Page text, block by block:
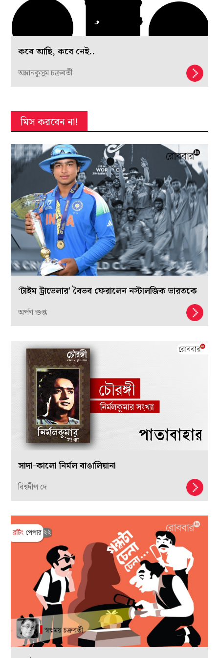
কবে আছি, কবে নেই..
অম্লানকুসুম চক্রবর্তী
মিস করবেন না!
‘টাইম ট্রাভেলার’ বৈভব ফেরালেন নস্টালজিক ভারতকে
অর্পণ গুপ্ত
সাদা-কালো নির্মল বাঙালিয়ানা
বিশ্বদীপ দে